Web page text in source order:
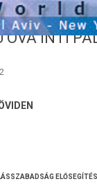
KÖZEL-
ÓVA INTI